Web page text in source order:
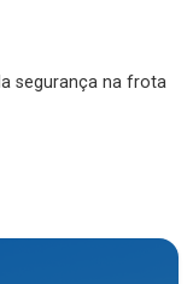
segurança na frota